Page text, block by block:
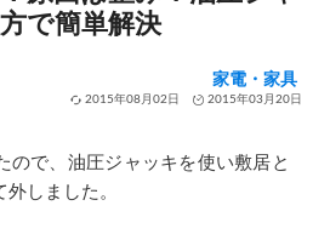
で簡単解決
家電・家具
2015年08月02日 2015年03月20日
ので、油圧ジャッキを使い敷居と
しました。